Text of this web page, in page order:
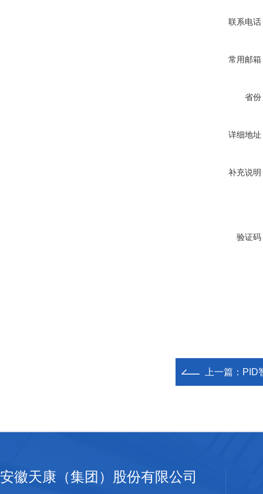
联系电话
常用邮箱
省份
详细地址
补充说明
验证码
上一篇： PID
安徽天康（集团）股份有限公司